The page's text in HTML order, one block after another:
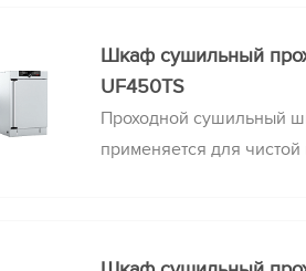
устанавливаются между
комплектуются
Шкаф сушильный
UF450TS
Проходной сушильный
применяется для